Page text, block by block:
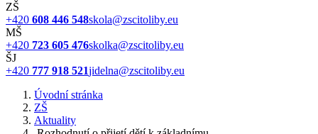
ZŠ
+420 608 446 548skola@zscitoliby.eu
MŠ
+420 723 605 476skolka@zscitoliby.eu
ŠJ
+420 777 918 521jidelna@zscitoliby.eu
Úvodní stránka
ZŠ
Aktuality